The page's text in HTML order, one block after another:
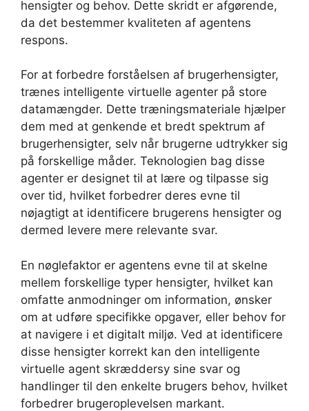
hensigter og behov. Dette skridt er afgørende,
da det bestemmer kvaliteten af agentens
respons.
For at forbedre forståelsen af brugerhensigter,
trænes intelligente virtuelle agenter på store
datamængder. Dette træningsmateriale hjælper
dem med at genkende et bredt spektrum af
brugerhensigter, selv når brugerne udtrykker sig
på forskellige måder. Teknologien bag disse
agenter er designet til at lære og tilpasse sig
over tid, hvilket forbedrer deres evne til
nøjagtigt at identificere brugerens hensigter og
dermed levere mere relevante svar.
En nøglefaktor er agentens evne til at skelne
mellem forskellige typer hensigter, hvilket kan
omfatte anmodninger om information, ønsker
om at udføre specifikke opgaver, eller behov for
at navigere i et digitalt miljø. Ved at identificere
disse hensigter korrekt kan den intelligente
virtuelle agent skræddersy sine svar og
handlinger til den enkelte brugers behov, hvilket
forbedrer brugeroplevelsen markant.